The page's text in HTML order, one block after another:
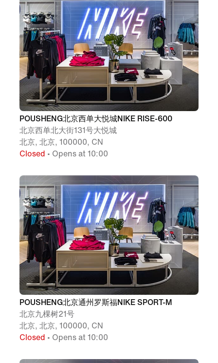
POUSHENG北京西单大悦城NIKE RISE-600
北京西单北大街131号大悦城
北京, 北京, 100000, CN
Closed • Opens at 10:00
POUSHENG北京通州罗斯福NIKE SPORT-M
北京九棵树21号
北京, 北京, 100000, CN
Closed • Opens at 10:00